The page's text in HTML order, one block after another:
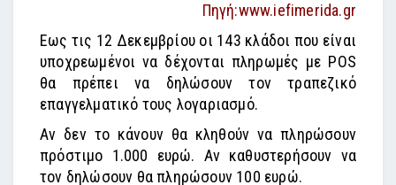
Πηγή:www.iefimerida.gr
Εως τις 12 Δεκεμβρίου οι 143 κλάδοι που είναι
υποχρεωμένοι να δέχονται πληρωμές με POS
θα πρέπει να δηλώσουν τον τραπεζικό
επαγγελματικό τους λογαριασμό.
Αν δεν το κάνουν θα κληθούν να πληρώσουν
πρόστιμο 1.000 ευρώ. Αν καθυστερήσουν να
τον δηλώσουν θα πληρώσουν 100 ευρώ.